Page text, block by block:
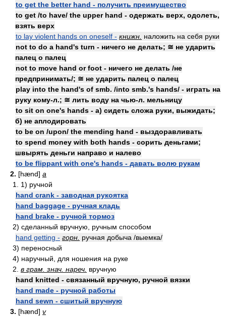
to get the better hand - получить преимущество
to get /to have/ the upper hand - одержать верх, одолеть,
взять верх
to lay violent hands on oneself - книжн. наложить на себя руки
not to do a hand's turn - ничего не делать; ≅ не ударить
палец о палец
not to move hand or foot - ничего не делать /не
предпринимать/; ≅ не ударить палец о палец
play into the hand's of smb. /into smb.'s hands/ - играть на
руку кому-л.; ≅ лить воду на чью-л. мельницу
to sit on one's hands - а) сидеть сложа руки, выжидать;
б) не аплодировать
to be on /upon/ the mending hand - выздоравливать
to spend money with both hands - сорить деньгами;
швырять деньги направо и налево
to be flippant with one's hands - давать волю рукам
2. [hænd] a
1. 1) ручной
hand crank - заводная рукоятка
hand baggage - ручная кладь
hand brake - ручной тормоз
2) сделанный вручную, ручным способом
hand getting - горн. ручная добыча /выемка/
3) переносный
4) наручный, для ношения на руке
2. в грам. знач. нареч. вручную
hand knitted - связанный вручную, ручной вязки
hand made - ручной работы
hand sewn - сшитый вручную
3. [hænd] v